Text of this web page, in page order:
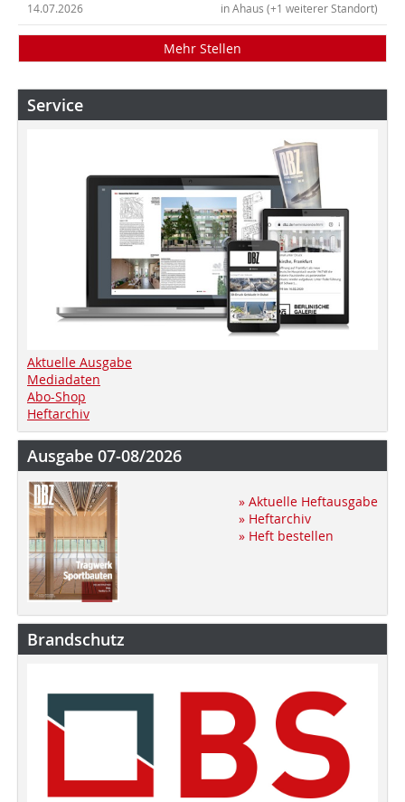
in Ahaus (+1 weiterer Standort)
14.07.2026
Mehr Stellen
Service
Aktuelle Ausgabe
Mediadaten
Abo-Shop
Heftarchiv
Ausgabe 07-08/2026
» Aktuelle Heftausgabe
» Heftarchiv
» Heft bestellen
Brandschutz